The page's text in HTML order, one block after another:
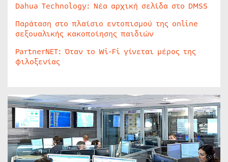
Dahua Technology: Νέα αρχική σελίδα στο DMSS
Παράταση στο πλαίσιο εντοπισμού της online
σεξουαλικής κακοποίησης παιδιών
PartnerNET: Όταν το Wi-Fi γίνεται μέρος της
φιλοξενίας